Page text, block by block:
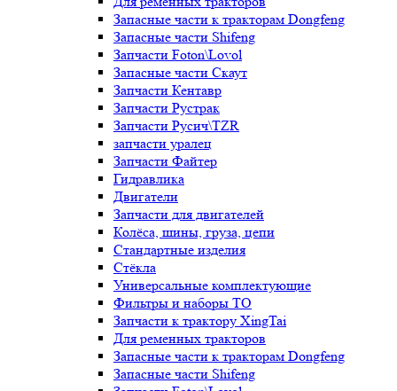
Запасные части к тракторам Dongfeng
Запасные части Shifeng
Запчасти Foton\Lovol
Запасные части Скаут
Запчасти Кентавр
Запчасти Рустрак
Запчасти Русич\TZR
запчасти уралец
Запчасти Файтер
Гидравлика
Двигатели
Запчасти для двигателей
Колёса, шины, груза, цепи
Стандартные изделия
Стёкла
Универсальные комплектующие
Фильтры и наборы ТО
Запчасти к трактору XingTai
Для ременных тракторов
Запасные части к тракторам Dongfeng
Запасные части Shifeng